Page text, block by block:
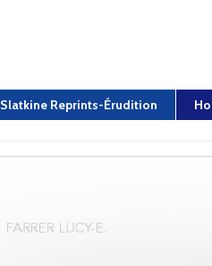
Slatkine Reprints-Érudition